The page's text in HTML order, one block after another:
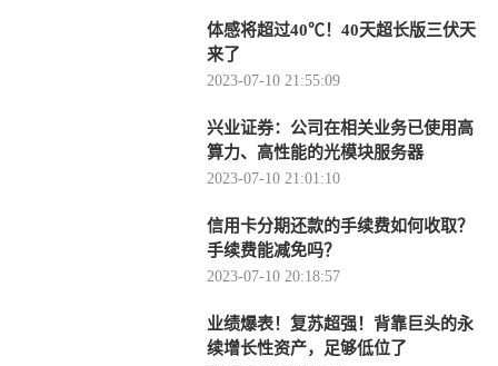
体感将超过40℃！40天超长版三伏天
来了
2023-07-10 21:55:09
兴业证券：公司在相关业务已使用高
算力、高性能的光模块服务器
2023-07-10 21:01:10
信用卡分期还款的手续费如何收取？
手续费能减免吗？
2023-07-10 20:18:57
业绩爆表！复苏超强！背靠巨头的永
续增长性资产，足够低位了